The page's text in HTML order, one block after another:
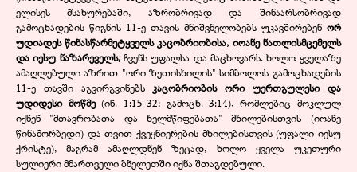
ელისეს მსახურებაში, აზრობრივად და შინაარსობრივად
გამოცხადების წიგნის 11-ე თავის მნიშვნელობებს უკავშირებენ ორ
უდიადეს წინასწარმეტყველს კაცობრიობისა, იოანე ნათლისმცემელს
და იესუ ნაზარეველს,ჩვენს უფალსა და მაცხოვარს. ხოლო ყველაზე
ამაღლებული აზრით "ორი ზეთისხილის" სიმბოლოს გამოცხადების
11-ე თავში აგვირგვინებსკაცობრიობის ორი უერთგულესი და
უდიდესი მოწმე(ინ. 1:15-32; გამოცხ. 3:14), რომლებიც მოკლულ
იქნენ "მთავრობათა და ხელმწიფებათა" მხილებისთვის (იოანე
წინამორბედი) და თვით ქვეყნიერების მხილებისთვის (უფალი იესუ
ქრისტე), მაგრამ ამაღლდნენ ზეცად, ხოლო ყველა უკეთური
სულიერი მმართველი ბნელეთში იქნა შთაგდებული.